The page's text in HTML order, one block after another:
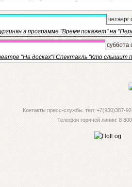
в программе "Время покажет" на
суббота
"На досках"! Спектакль "Кто слышит
Контакты пресс-службы. тел: +7(930)387-
Телефон горячей линии: 8